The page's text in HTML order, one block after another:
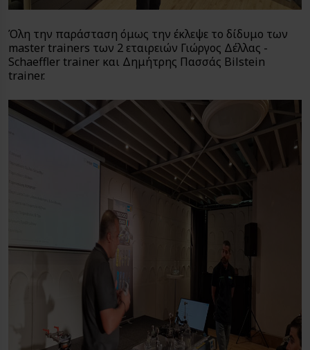
Όλη την παράσταση όμως την έκλεψε το δίδυμο των
master trainers των 2 εταιρειών Γιώργος Δέλλας -
Schaeffler trainer και Δημήτρης Πασσάς Bilstein
trainer.